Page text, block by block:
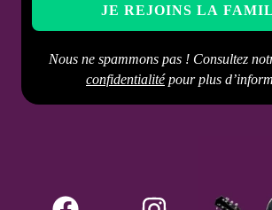
Nous ne spammons pas ! Consultez
confidentialitépour plus